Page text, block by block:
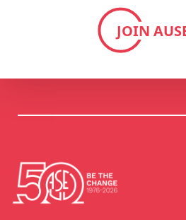
JOIN